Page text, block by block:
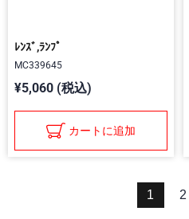
ﾚﾝｽﾞ,ﾗﾝﾌﾟ
MC339645
¥5,060 (税込)
カートに追加
1 2